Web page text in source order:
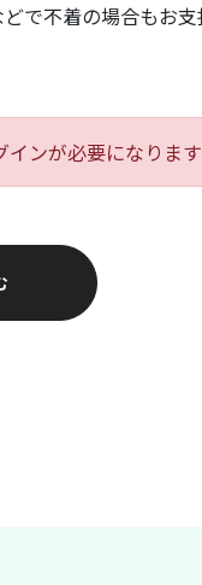
で不着の場合もお
ンが必要になります